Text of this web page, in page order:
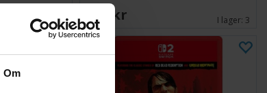
Om
2026-08-25 787 SEK I lager: 3